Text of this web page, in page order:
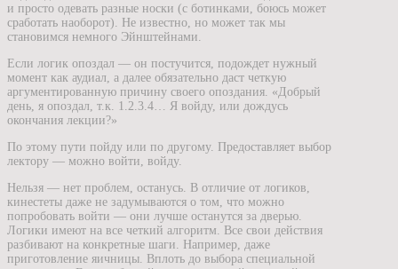
и просто одевать разные носки (с ботинками, боюсь может
сработать наоборот). Не известно, но может так мы
становимся немного Эйнштейнами.
Если логик опоздал — он постучится, подождет нужный
момент как аудиал, а далее обязательно даст четкую
аргументированную причину своего опоздания. «Добрый
день, я опоздал, т.к. 1.2.3.4… Я войду, или дождусь
окончания лекции?»
По этому пути пойду или по другому. Предоставляет выбор
лектору — можно войти, войду.
Нельзя — нет проблем, останусь. В отличие от логиков,
кинестеты даже не задумываются о том, что можно
попробовать войти — они лучше останутся за дверью.
Логики имеют на все четкий алгоритм. Все свои действия
разбивают на конкретные шаги. Например, даже
приготовление яичницы. Вплоть до выбора специальной